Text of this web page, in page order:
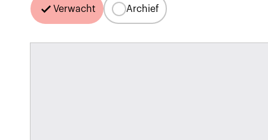
Verwacht Archief